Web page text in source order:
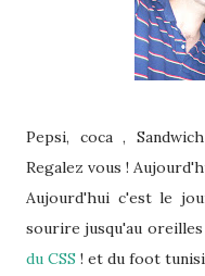
Pepsi, coca ,
Regalez vous !
Aujourd'hui c'est le
sourire jusqu'au
du CSS ! et du foot